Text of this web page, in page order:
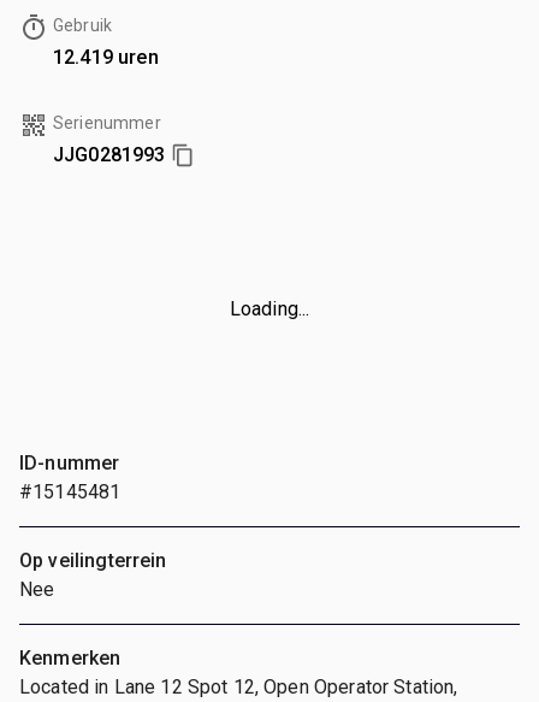
Gebruik
12.419 uren
Serienummer
JJG0281993
Loading...
ID-nummer
#15145481
Op veilingterrein
Nee
Kenmerken
Located in Lane 12 Spot 12, Open Operator Station,